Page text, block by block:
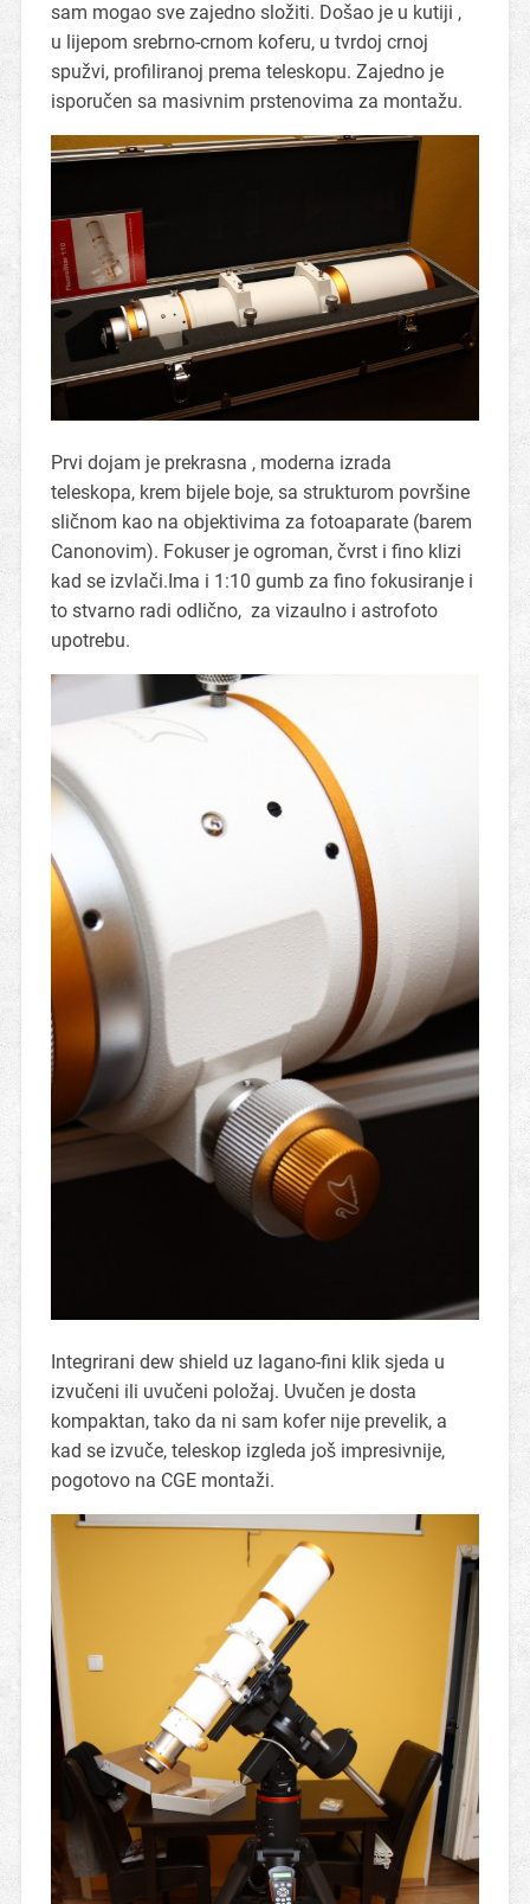
sam mogao sve zajedno složiti. Došao je u kutiji ,
u lijepom srebrno-crnom koferu, u tvrdoj crnoj
spužvi, profiliranoj prema teleskopu. Zajedno je
isporučen sa masivnim prstenovima za montažu.
Prvi dojam je prekrasna , moderna izrada
teleskopa, krem bijele boje, sa strukturom površine
sličnom kao na objektivima za fotoaparate (barem
Canonovim). Fokuser je ogroman, čvrst i fino klizi
kad se izvlači.Ima i 1:10 gumb za fino fokusiranje i
to stvarno radi odlično, za vizaulno i astrofoto
upotrebu.
Integrirani dew shield uz lagano-fini klik sjeda u
izvučeni ili uvučeni položaj. Uvučen je dosta
kompaktan, tako da ni sam kofer nije prevelik, a
kad se izvuče, teleskop izgleda još impresivnije,
pogotovo na CGE montaži.